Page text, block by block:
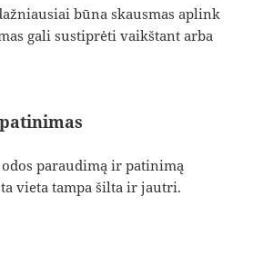
būna skausmas aplink
gali sustiprėti vaikštant arba
paraudimą ir patinimą
vieta tampa šilta ir jautri.